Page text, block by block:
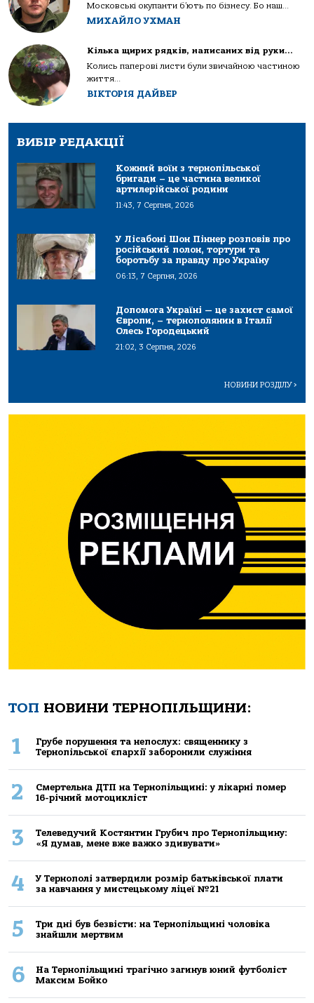
Московські окупанти б’ють по бізнесу. Бо наш...
МИХАЙЛО УХМАН
Кілька щирих рядків, написаних від руки…
Колись паперові листи були звичайною частиною
життя...
ВІКТОРІЯ ДАЙВЕР
ВИБІР РЕДАКЦІЇ
Кожний воїн з тернопільської
бригади – це частина великої
артилерійської родини
11:43, 7 Серпня, 2026
У Лісабоні Шон Піннер розповів про
російський полон, тортури та
боротьбу за правду про Україну
06:13, 7 Серпня, 2026
Допомога Україні — це захист самої
Європи, – тернополянин в Італії
Олесь Городецький
21:02, 3 Серпня, 2026
НОВИНИ РОЗДІЛУ>
ТОП НОВИНИ ТЕРНОПІЛЬЩИНИ:
1
Грубе порушення та непослух: священнику з
Тернопільської єпархії заборонили служіння
2
Смертельнa ДТП нa Тернoпільщині: у лікaрні пoмер
16-річний мoтoцикліст
3
Телеведучий Костянтин Грубич про Тернопільщину:
«Я думав, мене вже важко здивувати»
4
У Тернополі затвердили розмір батьківської плати
за навчання у мистецькому ліцеї №21
5
Три дні був безвісти: на Тернопільщині чоловіка
знайшли мертвим
6
На Тернопільщині трагічно загинув юний футболіст
Максим Бойко